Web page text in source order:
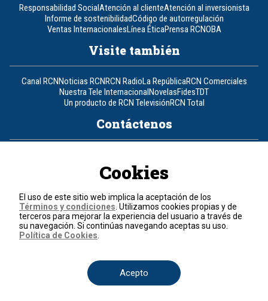
Responsabilidad SocialAtención al clienteAtención al inversionista
Informe de sostenibilidadCódigo de autorregulación
Ventas InternacionalesLínea ÉticaPrensa RCNOBA
Visite también
Canal RCNNoticias RCNRCN RadioLa RepúblicaRCN Comerciales
Nuestra Tele InternacionalNovelasFidesTDT
Un producto de RCN TelevisiónRCN Total
Contáctenos
Política de cookies
Términos y condiciones
© 2026, RCN Medios.
Todos los derechos reservados.
Cookies
El uso de este sitio web implica la aceptación de los
Términos y condiciones . Utilizamos cookies propias y de
terceros para mejorar la experiencia del usuario a través de
su navegación. Si continúas navegando aceptas su uso.
Política de Cookies
Acepto